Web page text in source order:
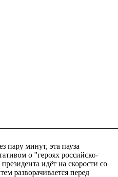
пару минут, эта пауза
о "героях российско-
идёт на скорости со
разворачивается перед